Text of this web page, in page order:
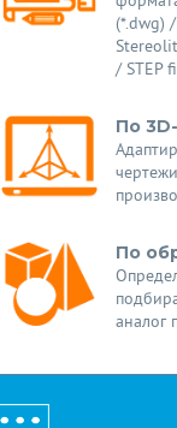
(*.dwg)
/ STEP
По
По
аналог